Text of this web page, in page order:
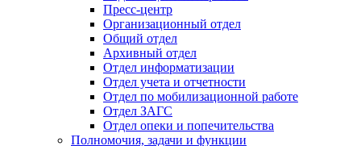
Пресс-центр
Организационный отдел
Общий отдел
Архивный отдел
Отдел информатизации
Отдел учета и отчетности
Отдел по мобилизационной работе
Отдел ЗАГС
Отдел опеки и попечительства
Полномочия, задачи и функции